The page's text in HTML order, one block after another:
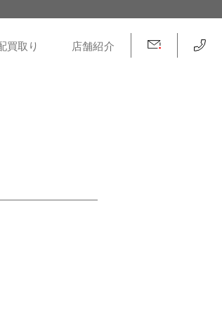
買取り 店舗紹介